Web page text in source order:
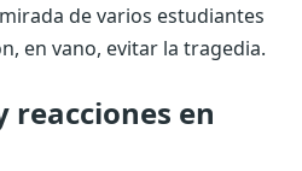
de varios estudiantes
en vano, evitar la tragedia.
reacciones en